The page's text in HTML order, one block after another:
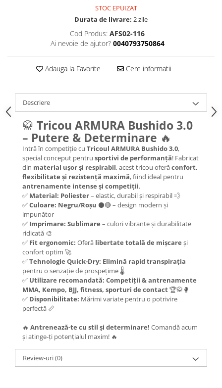
STOC EPUIZAT
Durata de livrare: 2 zile
Cod Produs: AFS02-116
Ai nevoie de ajutor? 0040793750864
Adauga la Favorite Cere informatii
Descriere
🥋 Tricou ARMURA Bushido 3.0
– Putere & Determinare 🔥
Intră în competiție cu Tricoul ARMURA Bushido 3.0,
special conceput pentru sportivi de performanță! Fabricat
din material ușor și respirabil, acest tricou oferăconfort,
flexibilitate și rezistență maximă, fiind ideal pentru
antrenamente intense și competiții.
✅ Material: Poliester– elastic, durabil și respirabil 💨
✅Culoare: Negru/Roșu ⚫🔴 – design modern și
impunător
✅ Imprimare: Sublimare – culori vibrante și durabilitate
ridicată 🎨
✅ Fit ergonomic: Oferă libertate totală de mișcare și
confort optim 🚀
✅Tehnologie Quick-Dry: Elimină rapid transpirația
pentru o senzație de prospețime 🌡️
✅ Utilizare recomandată: Competiții & antrenamente
MMA, Kempo, BJJ, fitness, sporturi de contact🏆🥋🥊
✅ Disponibilitate: Mărimi variate pentru o potrivire
perfectă 📏
🔥 Antrenează-te cu stil și determinare! Comandă acum
și atinge-ți potențialul maxim! 🔥
Review-uri(0)